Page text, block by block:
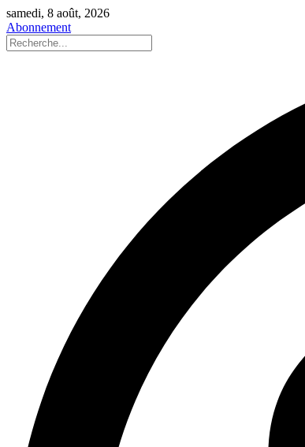
samedi, 8 août, 2026
Abonnement